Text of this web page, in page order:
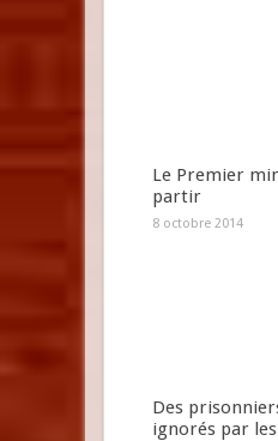
Le Premier
partir
8 octobre 2014
Des
ignorés par